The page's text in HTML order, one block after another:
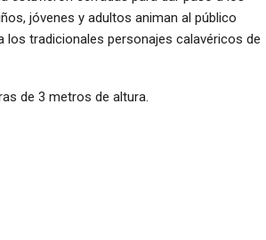
jóvenes y adultos animan al público
tradicionales personajes calavéricos de
de 3 metros de altura.